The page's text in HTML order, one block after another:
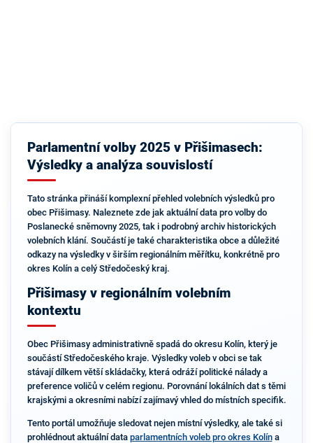
Parlamentní volby 2025 v Přišimasech:
Výsledky a analýza souvislostí
Tato stránka přináší komplexní přehled volebních výsledků pro
obec Přišimasy. Naleznete zde jak aktuální data pro volby do
Poslanecké sněmovny 2025, tak i podrobný archiv historických
volebních klání. Součástí je také charakteristika obce a důležité
odkazy na výsledky v širším regionálním měřítku, konkrétně pro
okres Kolín a celý Středočeský kraj.
Přišimasy v regionálním volebním
kontextu
Obec Přišimasy administrativně spadá do okresu Kolín, který je
součástí Středočeského kraje. Výsledky voleb v obci se tak
stávají dílkem větší skládačky, která odráží politické nálady a
preference voličů v celém regionu. Porovnání lokálních dat s těmi
krajskými a okresními nabízí zajímavý vhled do místních specifik.
Tento portál umožňuje sledovat nejen místní výsledky, ale také si
prohlédnout aktuální data parlamentních voleb pro okres Kolína